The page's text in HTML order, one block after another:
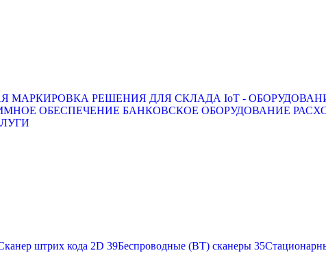
МАРКИРОВКА РЕШЕНИЯ ДЛЯ СКЛАДА IoT -
ОБЕСПЕЧЕНИЕ БАНКОВСКОЕ ОБОРУДОВАНИЕ
штрих кода 2D 39Беспроводные (BT) сканеры 35